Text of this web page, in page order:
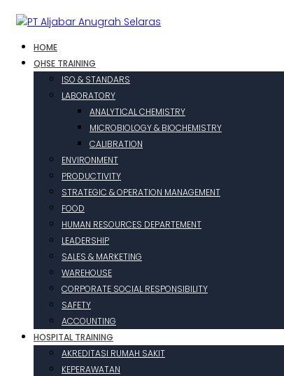
HOME
QHSE TRAINING
ISO & STANDARS
LABORATORY
ANALYTICAL CHEMISTRY
MICROBIOLOGY & BIOCHEMISTRY
CALIBRATION
ENVIRONMENT
PRODUCTIVITY
STRATEGIC & OPERATION MANAGEMENT
FOOD
HUMAN RESOURCES DEPARTEMENT
LEADERSHIP
SALES & MARKETING
WAREHOUSE
CORPORATE SOCIAL RESPONSIBILITY
SAFETY
ACCOUNTING
HOSPITAL TRAINING
AKREDITASI RUMAH SAKIT
KEPERAWATAN